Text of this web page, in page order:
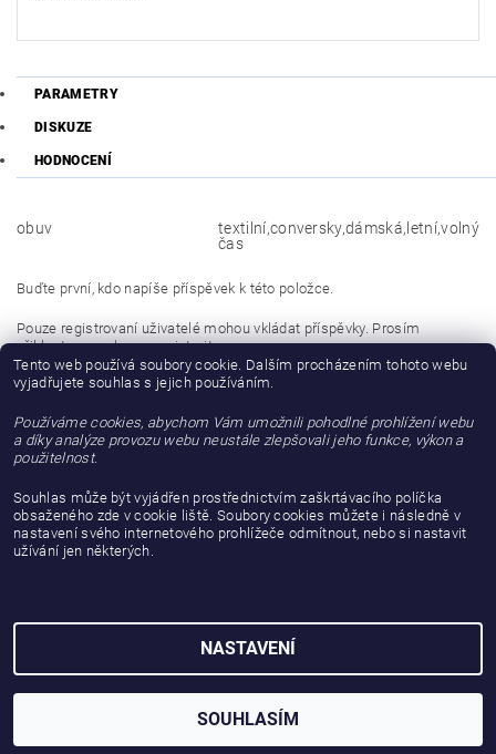
PARAMETRY
DISKUZE
HODNOCENÍ
obuv
textilní,conversky,dámská,letní,volný
čas
Buďte první, kdo napíše příspěvek k této položce.
Pouze registrovaní uživatelé mohou vkládat příspěvky. Prosím
přihlaste senebo seregistrujte.
Buďte první, kdo napíše příspěvek k této položce.
Přidat hodnocení
2026 © gattanera.com, všechna práva vyhrazena
Vytvořil Shoptet
Tento web používá soubory cookie. Dalším procházením tohoto webu
vyjadřujete souhlas s jejich používáním.
Používáme cookies, abychom Vám umožnili pohodlné prohlížení webu
a díky analýze provozu webu neustále zlepšovali jeho funkce, výkon a
použitelnost.
Souhlas může být vyjádřen prostřednictvím zaškrtávacího políčka
obsaženého zde v cookie liště. Soubory cookies můžete i následně v
nastavení svého internetového prohlížeče odmítnout, nebo si nastavit
užívání jen některých.
NASTAVENÍ
SOUHLASÍM